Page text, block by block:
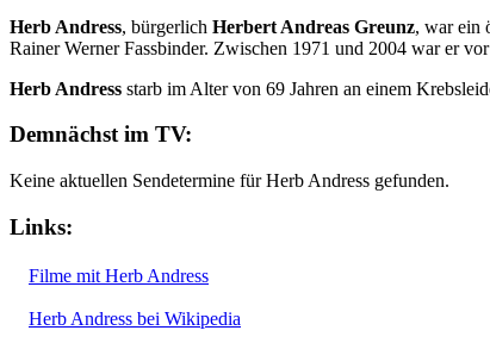
Herb Andress, bürgerlich Herbert Andreas Greunz, war ein
Rainer Werner Fassbinder. Zwischen 1971 und 2004 war er
Herb Andress starb im Alter von 69 Jahren an einem
Demnächst im TV:
Keine aktuellen Sendetermine für Herb Andress gefunden.
Links:
Filme mit Herb Andress
Herb Andress bei Wikipedia